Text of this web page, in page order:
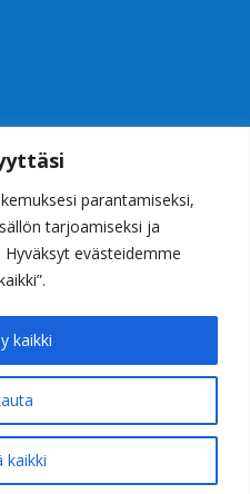
parantamiseksi,
tarjoamiseksi ja
evästeidemme
kaikki
kaikki
Helsinki
oikeudet pidätetään